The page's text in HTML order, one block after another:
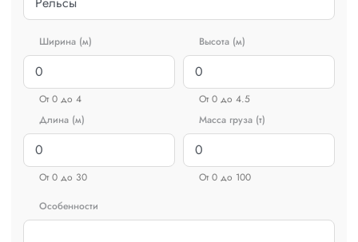
Ширина (м)
От 0 до 4
Высота (м)
От 0 до 4.5
Длина (м)
От 0 до 30
Масса груза (т)
От 0 до 100
Особенности